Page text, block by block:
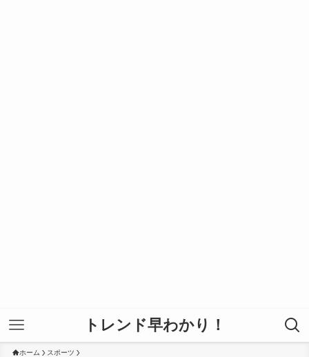
トレンド早わかり！
ホーム スポーツ